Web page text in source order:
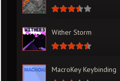
Wither Storm
MacroKey Keybinding